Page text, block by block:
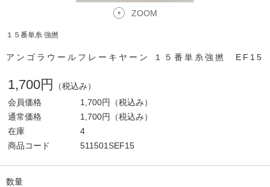
ZOOM
１５番単糸 強撚
アンゴラウールフレーキヤーン １５番単糸強撚 EF15
1,700円
（税込み）
会員価格
1,700円
（税込み）
通常価格
1,700円
（税込み）
在庫
4
商品コード
511501SEF15
数量